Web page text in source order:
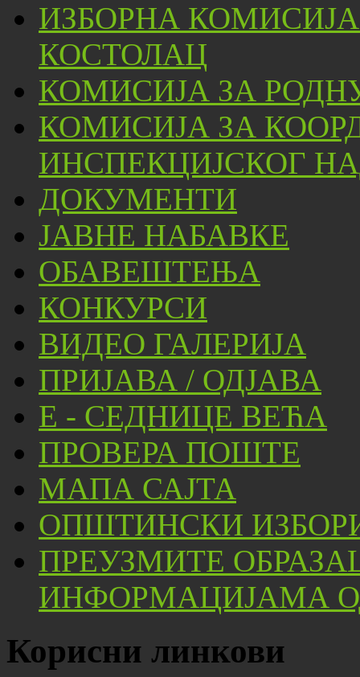
ИЗБОРНА
КОСТОЛАЦ
КОМИСИЈА ЗА
КОМИСИЈА ЗА
ИНСПЕКЦИЈСКОГ
ДОКУМЕНТИ
ЈАВНЕ НАБАВКЕ
ОБАВЕШТЕЊА
КОНКУРСИ
ВИДЕО ГАЛЕРИЈА
ПРИЈАВА / ОДЈАВА
Е - СЕДНИЦЕ ВЕЋА
ПРОВЕРА ПОШТЕ
МАПА САЈТА
ОПШТИНСКИ
ПРЕУЗМИТЕ
ИНФОРМАЦИЈАМА
Корисни линкови